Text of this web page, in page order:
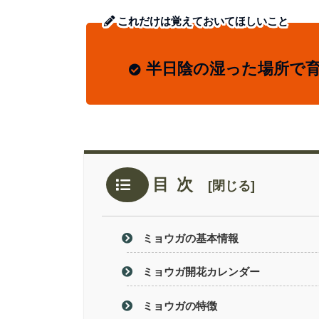
これだけは覚えておいてほしいこと
半日陰の湿った場所で
目次
ミョウガの基本情報
ミョウガ開花カレンダー
ミョウガの特徴